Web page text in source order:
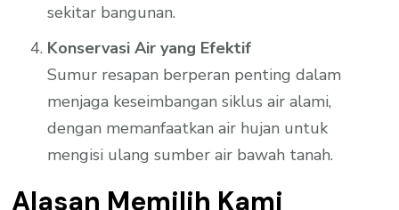
sekitar bangunan.
Konservasi Air yang Efektif
Sumur resapan berperan penting dalam
menjaga keseimbangan siklus air alami,
dengan memanfaatkan air hujan untuk
mengisi ulang sumber air bawah tanah.
Alasan Memilih Kami